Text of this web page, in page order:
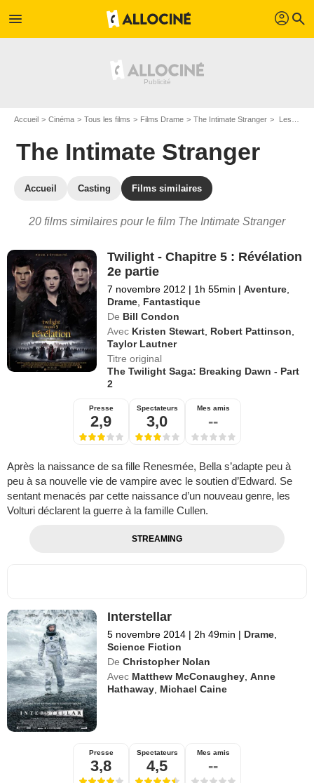
menu profil search
Accueil Cinéma Tous les films Films Drame The Intimate Stranger Les films similaires à "The Intimate Stranger"
The Intimate Stranger
Accueil Casting Films similaires
20 films similaires pour le film The Intimate Stranger
Twilight - Chapitre 5 : Révélation
2e partie
7 novembre 2012 | 1h 55min | Aventure
Drame Fantastique
De Bill Condon
Avec Kristen Stewart Robert Pattinson
Taylor Lautner
Titre original
The Twilight Saga: Breaking Dawn - Part
2
Presse
2,9
Spectateurs
3,0
Mes amis
--
Après la naissance de sa fille Renesmée, Bella s’adapte peu à
peu à sa nouvelle vie de vampire avec le soutien d’Edward. Se
sentant menacés par cette naissance d’un nouveau genre, les
Volturi déclarent la guerre à la famille Cullen.
STREAMING
Interstellar
5 novembre 2014 | 2h 49min | Drame
Science Fiction
De Christopher Nolan
Avec Matthew McConaughey ,Anne
Hathaway Michael Caine
Presse
3,8
Spectateurs
4,5
Mes amis
--